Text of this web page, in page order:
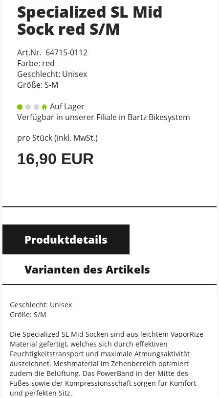
Specialized SL Mid
Sock red S/M
Art.Nr. 64715-0112
Farbe: red
Geschlecht: Unisex
Größe: S-M
Auf Lager
Verfügbar in unserer Filiale in Bartz Bikesystem
pro Stück (inkl. MwSt.)
16,90 EUR
Produktdetails
Varianten des Artikels
Geschlecht: Unisex
Größe: S/M
Die Specialized SL Mid Socken sind aus leichtem VaporRize
Material gefertigt, welches sich durch effektiven
Feuchtigkeitstransport und maximale Atmungsaktivität
auszeichnet. Meshmaterial im Zehenbereich optimiert
zudem die Belüftung. Das PowerBand in der Mitte des
Fußes sowie der Kompressionsschaft sorgen für Komfort
und perfekten Sitz.